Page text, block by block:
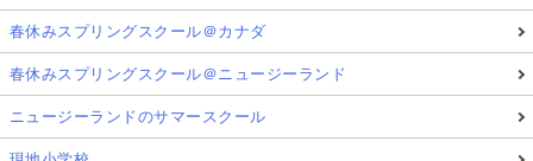
春休みスプリングスクール＠カナダ
春休みスプリングスクール＠ニュージーランド
ニュージーランドのサマースクール